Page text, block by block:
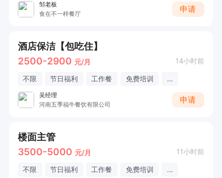
邹老板
食在不一样餐厅
申请
酒店保洁【包吃住】
2500-2900 元/月 14小时前
不限 节日福利 工作餐 免费培训 ...
吴经理
河南五季福牛餐饮有限公司
申请
楼面主管
3500-5000 元/月 11小时前
不限 节日福利 工作餐 免费培训 ...